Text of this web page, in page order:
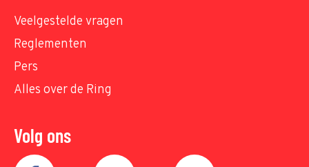
Veelgestelde vragen
Reglementen
Pers
Alles over de Ring
Volg ons